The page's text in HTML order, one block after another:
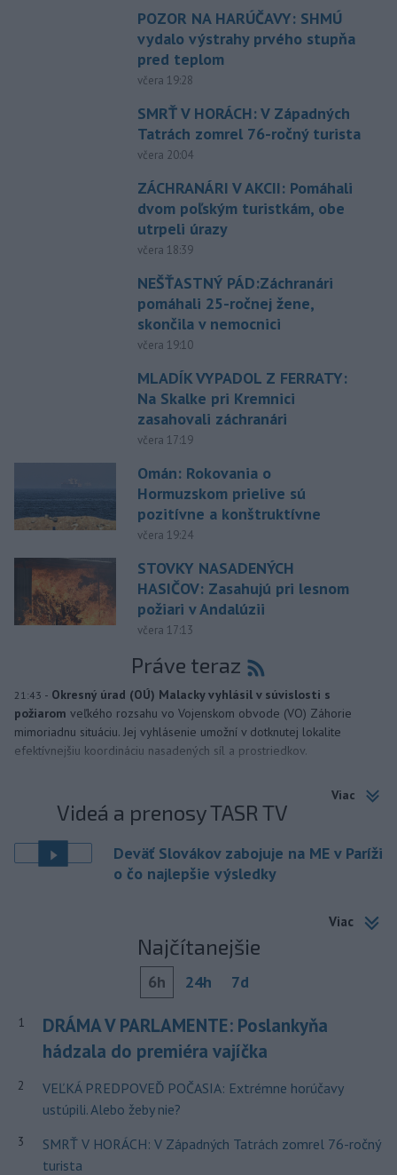
POZOR NA HARÚČAVY: SHMÚ
vydalo výstrahy prvého stupňa
pred teplom
včera 19:28
SMRŤ V HORÁCH: V Západných
Tatrách zomrel 76-ročný turista
včera 20:04
ZÁCHRANÁRI V AKCII: Pomáhali
dvom poľským turistkám, obe
utrpeli úrazy
včera 18:39
NEŠŤASTNÝ PÁD:Záchranári
pomáhali 25-ročnej žene,
skončila v nemocnici
včera 19:10
MLADÍK VYPADOL Z FERRATY:
Na Skalke pri Kremnici
zasahovali záchranári
včera 17:19
Omán: Rokovania o
Hormuzskom prielive sú
pozitívne a konštruktívne
včera 19:24
STOVKY NASADENÝCH
HASIČOV: Zasahujú pri lesnom
požiari v Andalúzii
včera 17:13
Práve teraz
21:43 - Okresný úrad (OÚ) Malacky vyhlásil v súvislosti s
požiarom veľkého rozsahu vo Vojenskom obvode (VO) Záhorie
mimoriadnu situáciu. Jej vyhlásenie umožní v dotknutej lokalite
efektívnejšiu koordináciu nasadených síl a prostriedkov.
Viac
Videá a prenosy TASR TV
Deväť Slovákov zabojuje na ME v Paríži
o čo najlepšie výsledky
Viac
Najčítanejšie
6h 24h 7d
1
DRÁMA V PARLAMENTE: Poslankyňa
hádzala do premiéra vajíčka
2
VEĽKÁ PREDPOVEĎ POČASIA: Extrémne horúčavy
ustúpili. Alebo žeby nie?
3
SMRŤ V HORÁCH: V Západných Tatrách zomrel 76-ročný
turista